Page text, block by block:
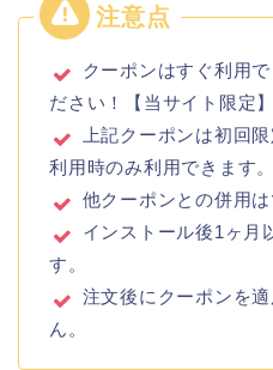
クーポンはすぐ利用
ださい！【当サイト限定】
上記クーポンは初回
利用時のみ利用できます。
他クーポンとの併用は
インストール後1ヶ月
す。
注文後にクーポンを
ん。